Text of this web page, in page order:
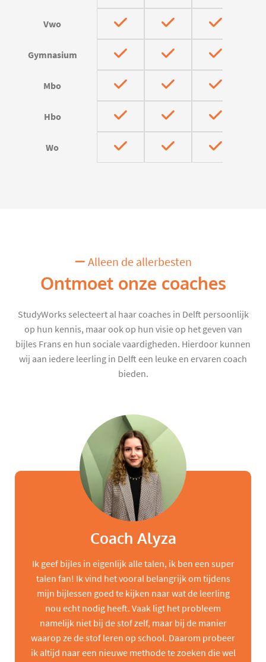
Vwo
Gymnasium
Mbo
Hbo
Wo
Alleen de allerbesten
Ontmoet onze coaches
StudyWorks selecteert al haar coaches in Delft persoonlijk
op hun kennis, maar ook op hun visie op het geven van
bijles Frans en hun sociale vaardigheden. Hierdoor kunnen
wij aan iedere leerling in Delft een leuke en ervaren coach
bieden.
Coach Alyza
Ik geef bijles in eigenlijk alle talen, ik ben een super
talen fan! Ik vind het vooral belangrijk om tijdens
mijn bijlessen goed te kijken naar wat de leerling
nou echt nodig heeft. Vaak ligt het probleem
namelijk niet bij de stof zelf, maar bij de manier
waarop ze de stof leren op school. Daarom probeer
ik altijd naar een nieuwe methode te zoeken die wel